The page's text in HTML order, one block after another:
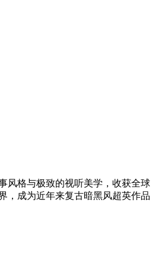
风格与极致的视听美学，收获全球
，成为近年来复古暗黑风超英作品